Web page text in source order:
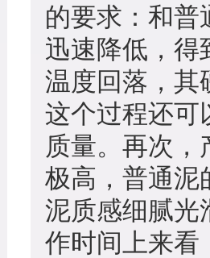
的要求：和普
迅速降低，得
温度回落，其
这个过程还可
质量。再次
极高，普通泥
泥质感细腻光
作时间上来看